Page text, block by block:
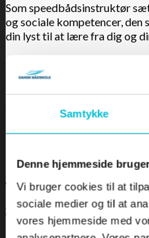
Samtykke
Denne hjemmeside
Vi bruger cookies til at
sociale medier og til at
vores hjemmeside med
Som speedbådsinstruktør
og sociale kompetencer, den
din lyst til at lære fra dig og
•Er en god kollega og har
Er mødestabil og
Det ville være rart hvis du:
Har erfaring i sejlads i
el. lign.
Har lyst til at indgå i
fritidssejleruddannelser på
Kan se dig selv som en del